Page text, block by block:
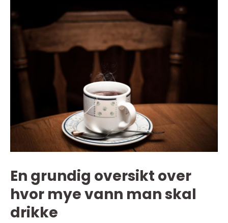
En grundig oversikt over
hvor mye vann man skal
drikke